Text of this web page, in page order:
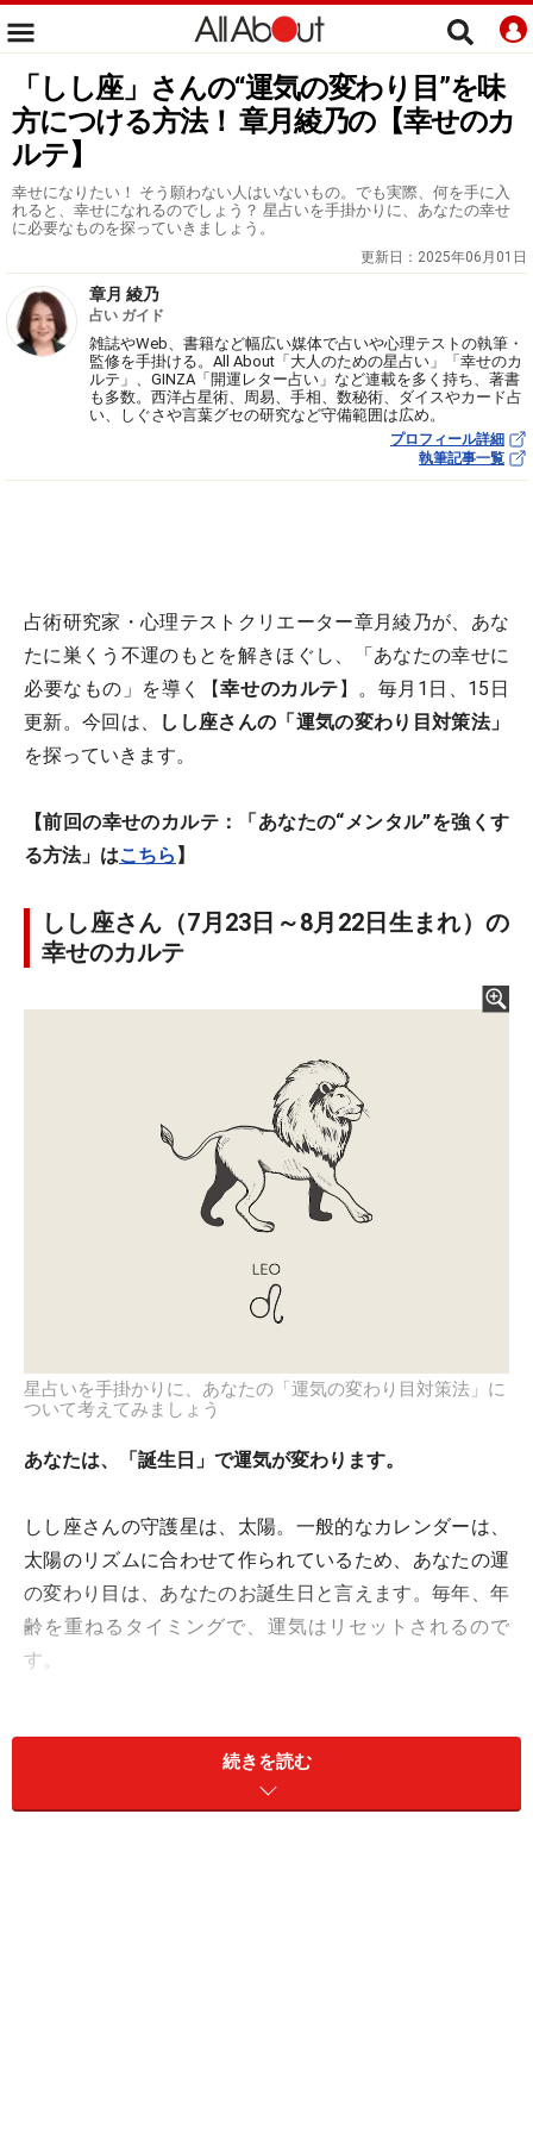
「しし座」さんの“運気の変わり目”を味
方につける方法！ 章月綾乃の【幸せのカ
ルテ】
幸せになりたい！ そう願わない人はいないもの。でも実際、何を手に入
れると、幸せになれるのでしょう？ 星占いを手掛かりに、あなたの幸せ
に必要なものを探っていきましょう。
更新日： 2025年06月01日
章月 綾乃
占い ガイド
雑誌やWeb、書籍など幅広い媒体で占いや心理テストの執筆・
監修を手掛ける。All About「大人のための星占い」「幸せのカ
ルテ」、GINZA「開運レター占い」など連載を多く持ち、著書
も多数。西洋占星術、周易、手相、数秘術、ダイスやカード占
い、しぐさや言葉グセの研究など守備範囲は広め。
プロフィール詳細
執筆記事一覧
占術研究家・心理テストクリエーター章月綾乃が、あな
たに巣くう不運のもとを解きほぐし、「あなたの幸せに
必要なもの」を導く【幸せのカルテ】。毎月1日、15日
更新。今回は、
しし座さんの「運気の変わり目対策法」
を探っていきます。
【前回の幸せのカルテ：「あなたの“メンタル”を強くす
る方法」はこちら 】
しし座さん（7月23日～8月22日生まれ）の
幸せのカルテ
星占いを手掛かりに、あなたの「運気の変わり目対策法」に
ついて考えてみましょう
あなたは、「誕生日」で運気が変わります。
しし座さんの守護星は、太陽。一般的なカレンダーは、
太陽のリズムに合わせて作られているため、あなたの運
の変わり目は、あなたのお誕生日と言えます。毎年、年
齢を重ねるタイミングで、運気はリセットされるので
す。
誕生日は、特別な1日にしたい。でも、実際は、仕事に
なったり、約束していた相手が思うように動いてくれな
続きを読む